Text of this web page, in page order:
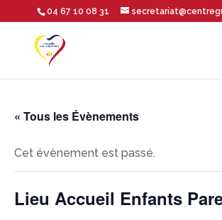
Ouvrir la barre d’outils
04 67 10 08 31
« Tous les Évènements
Cet évènement est passé.
Lieu Accueil Enfants